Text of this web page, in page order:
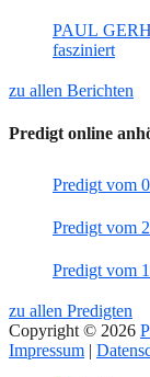
PAUL
fasziniert
zu allen Berichten
Predigt online
Predigt vom
Predigt vom
Predigt vom
zu allen Predigten
Copyright © 2026
Impressum |